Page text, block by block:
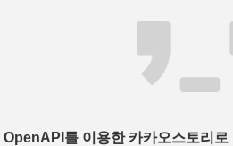
OpenAPI를 이용한 카카오스토리